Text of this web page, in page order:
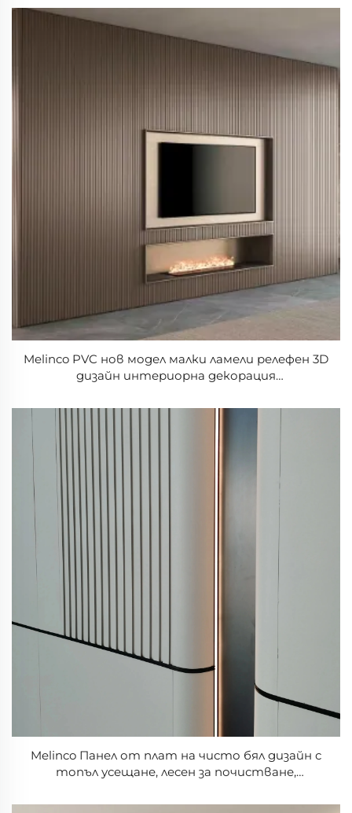
луксозно оформление
Melinco PVC нов модел малки ламели релефен 3D
дизайн интериорна декорация
монтаж
Melinco Панел от плат на чисто бял дизайн с
топъл усещане, лесен за почистване,
3D ребриста стена